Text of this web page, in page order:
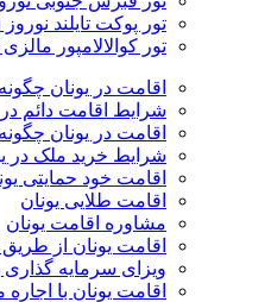
تور پوکت تایلند نوروز ۱۴۰۵
تور کوالالامپور مالزی
اقامت در یونان
شرایط اقامت دائم در
اقامت در یونان
شرایط خرید ملک در
اقامت خود حمایتی
اقامت طلایی یونان
مشاوره اقامت یونان
اقامت یونان از طریق
ویزای سرمایه گذاری
اقامت یونان با